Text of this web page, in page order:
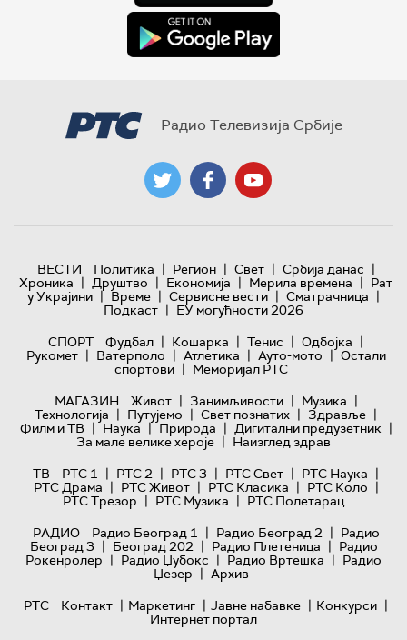
Радио Телевизија Србије
ВЕСТИ Политика | Регион | Свет | Србија данас |
Хроника | Друштво | Економија | Мерила времена | Рат
у Украјини | Време | Сервисне вести | Сматрачница |
Подкаст | ЕУ могућности 2026
СПОРТ
Фудбал | Кошарка | Тенис | Одбојка |
Рукомет | Ватерполо | Атлетика | Ауто-мото | Остали
спортови | Меморијал РТС
МАГАЗИН
Живот | Занимљивости | Музика |
Технологијa | Путујемо | Свет познатих | Здравље |
Филм и ТВ | Наука | Природа | Дигитални предузетник |
За мале велике хероје | Наизглед здрав
ТВ
РТС 1 | РТС 2 | РТС 3 | РТС Свет | РТС Наука |
РТС Драма | РТС Живот | РТС Класика | РТС Коло |
РТС Трезор | РТС Музика | РТС Полетарац
РАДИО
Радио Београд 1 | Радио Београд 2 | Радио
Београд 3 | Београд 202 | Радио Плетеница | Радио
Рокенролер | Радио Џубокс | Радио Вртешка | Радио
Џезер | Архив
РТС
Контакт | Маркетинг | Јавне набавке | Конкурси |
Интернет портал